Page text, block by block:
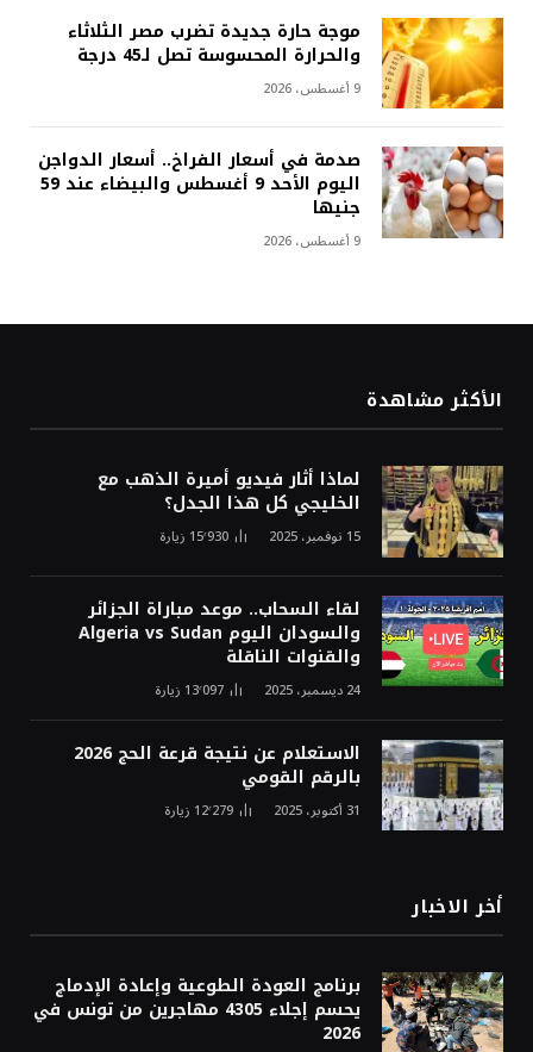
موجة حارة جديدة تضرب مصر الثلاثاء
والحرارة المحسوسة تصل لـ45 درجة
9 أغسطس، 2026
صدمة في أسعار الفراخ.. أسعار الدواجن
اليوم الأحد 9 أغسطس والبيضاء عند 59
جنيها
9 أغسطس، 2026
الأكثر مشاهدة
لماذا أثار فيديو أميرة الذهب مع
الخليجي كل هذا الجدل؟
15 نوفمبر، 2025 15٬930 زيارة
لقاء السحاب.. موعد مباراة الجزائر
والسودان اليوم Algeria vs Sudan
والقنوات الناقلة
24 ديسمبر، 2025 13٬097 زيارة
الاستعلام عن نتيجة قرعة الحج 2026
بالرقم القومي
31 أكتوبر، 2025 12٬279 زيارة
أخر الاخبار
برنامج العودة الطوعية وإعادة الإدماج
يحسم إجلاء 4305 مهاجرين من تونس في
2026